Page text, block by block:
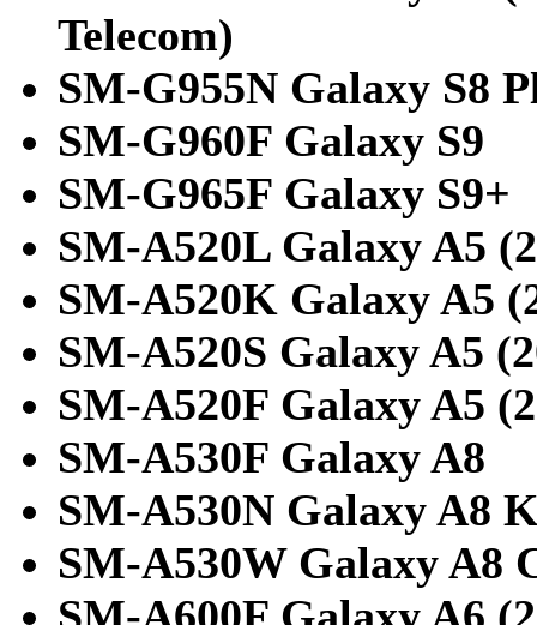
Telecom)
SM-G955N Galaxy S8
SM-G960F Galaxy S9
SM-G965F Galaxy S9+
SM-A520L Galaxy A5
SM-A520K Galaxy A5
SM-A520S Galaxy A5
SM-A520F Galaxy A5
SM-A530F Galaxy A8
SM-A530N Galaxy A8
SM-A530W Galaxy A8
SM-A600F Galaxy A6